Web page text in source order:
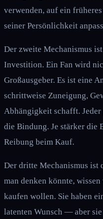
verwenden, auf ein
seiner Persönlichkeit
Der zweite Mechanismus
Investition. Ein Fan wird
Großausgeber. Es ist eine
schrittweise Zuneigung,
Abhängigkeit schafft.
die Bindung. Je stärker die
Reibung beim Kauf.
Der dritte Mechanismus ist
man denken könnte,
kaufen wollen. Sie haben
latenten Wunsch — aber